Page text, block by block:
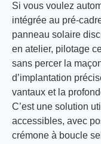
Si vous voulez
intégrée au pré-
panneau solaire
en atelier, pilotage
sans percer la
d’implantation
vantaux et la
C’est une solution
accessibles, avec
crémone à boucle